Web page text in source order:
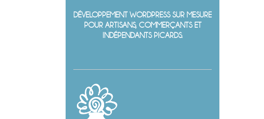
DÉVELOPPEMENT WORDPRESS SUR MESURE
POUR ARTISANS, COMMERÇANTS ET
INDÉPENDANTS PICARDS.